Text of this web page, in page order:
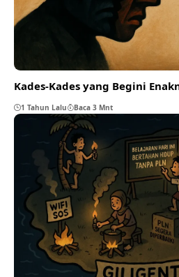
Kades-Kades yang Begini
1 Tahun Lalu Baca 3 Mnt